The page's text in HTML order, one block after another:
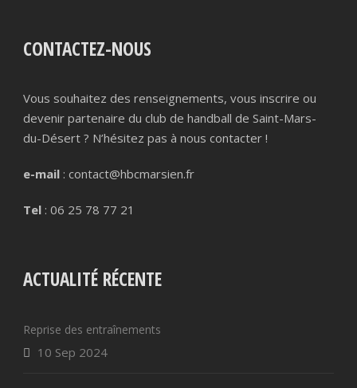
CONTACTEZ-NOUS
Vous souhaitez des renseignements, vous inscrire ou
devenir partenaire du club de handball de Saint-Mars-
du-Désert ? N’hésitez pas à nous contacter !
e-mail : contact@hbcmarsien.fr
Tel : 06 25 78 77 21
ACTUALITÉ RÉCENTE
Reprise des entraînements
10 Sep 2024